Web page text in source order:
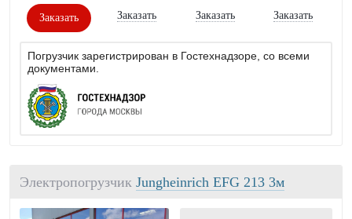
Заказать Заказать Заказать Заказать
Погрузчик зарегистрирован в Гостехнадзоре, со всеми
документами.
Электропогрузчик Jungheinrich EFG 213 3м